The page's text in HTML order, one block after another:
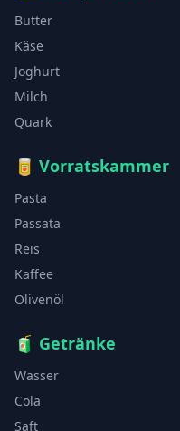
Butter
Käse
Joghurt
Milch
Quark
🥫 Vorratskammer
Pasta
Passata
Reis
Kaffee
Olivenöl
🧃 Getränke
Wasser
Cola
Saft